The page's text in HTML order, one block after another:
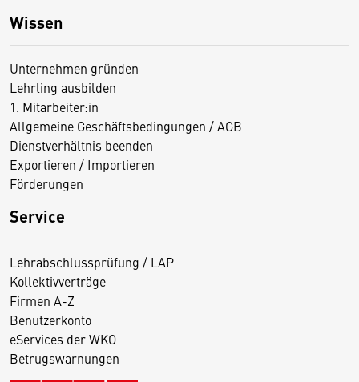
Wissen
Unternehmen gründen
Lehrling ausbilden
1. Mitarbeiter:in
Allgemeine Geschäftsbedingungen / AGB
Dienstverhältnis beenden
Exportieren / Importieren
Förderungen
Service
Lehrabschlussprüfung / LAP
Kollektivverträge
Firmen A-Z
Benutzerkonto
eServices der WKO
Betrugswarnungen